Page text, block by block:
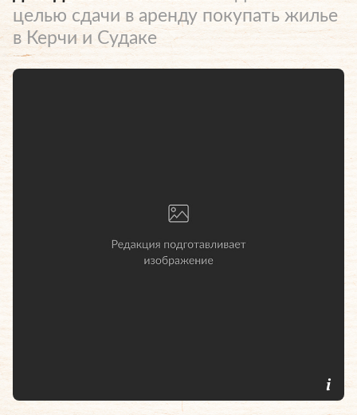
целью сдачи в аренду покупать жилье
в Керчи и Судаке